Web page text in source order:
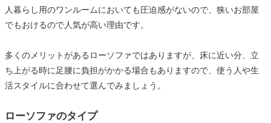
人暮らし用のワンルームにおいても圧迫感がないので、狭いお部屋
でもおけるので人気が高い理由です。
多くのメリットがあるローソファではありますが、床に近い分、立
ち上がる時に足腰に負担がかかる場合もありますので、使う人や生
活スタイルに合わせて選んでみましょう。
ローソファのタイプ